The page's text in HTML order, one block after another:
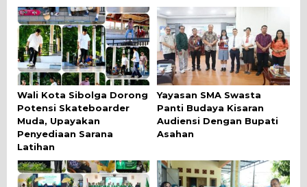
Wali Kota Sibolga Dorong
Potensi Skateboarder
Muda, Upayakan
Penyediaan Sarana
Latihan
Yayasan SMA Swasta
Panti Budaya Kisaran
Audiensi Dengan Bupati
Asahan